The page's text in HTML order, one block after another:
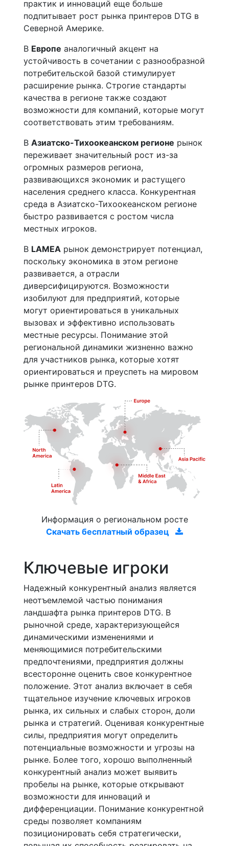
практик и инноваций еще больше
подпитывает рост рынка принтеров DTG в
Северной Америке.
В Европе аналогичный акцент на
устойчивость в сочетании с разнообразной
потребительской базой стимулирует
расширение рынка. Строгие стандарты
качества в регионе также создают
возможности для компаний, которые могут
соответствовать этим требованиям.
В Азиатско-Тихоокеанском регионе рынок
переживает значительный рост из-за
огромных размеров региона,
развивающихся экономик и растущего
населения среднего класса. Конкурентная
среда в Азиатско-Тихоокеанском регионе
быстро развивается с ростом числа
местных игроков.
В LAMEA рынок демонстрирует потенциал,
поскольку экономика в этом регионе
развивается, а отрасли
диверсифицируются. Возможности
изобилуют для предприятий, которые
могут ориентироваться в уникальных
вызовах и эффективно использовать
местные ресурсы. Понимание этой
региональной динамики жизненно важно
для участников рынка, которые хотят
ориентироваться и преуспеть на мировом
рынке принтеров DTG.
Информация о региональном росте
Скачать бесплатный образец
Ключевые игроки
Надежный конкурентный анализ является
неотъемлемой частью понимания
ландшафта рынка принтеров DTG. В
рыночной среде, характеризующейся
динамическими изменениями и
меняющимися потребительскими
предпочтениями, предприятия должны
всесторонне оценить свое конкурентное
положение. Этот анализ включает в себя
тщательное изучение ключевых игроков
рынка, их сильных и слабых сторон, доли
рынка и стратегий. Оценивая конкурентные
силы, предприятия могут определить
потенциальные возможности и угрозы на
рынке. Более того, хорошо выполненный
конкурентный анализ может выявить
пробелы на рынке, которые открывают
возможности для инноваций и
дифференциации. Понимание конкурентной
среды позволяет компаниям
позиционировать себя стратегически,